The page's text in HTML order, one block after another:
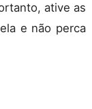
ative as
e não perca